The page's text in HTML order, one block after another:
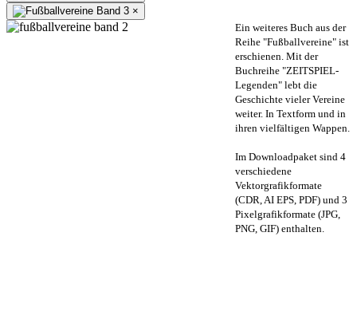
×
Ein weiteres Buch aus der
Reihe "Fußballvereine" ist
erschienen. Mit der
Buchreihe "ZEITSPIEL-
Legenden" lebt die
Geschichte vieler Vereine
weiter. In Textform und in
ihren vielfältigen Wappen.
Im Downloadpaket sind 4
verschiedene
Vektorgrafikformate
(CDR, AI EPS, PDF) und 3
Pixelgrafikformate (JPG,
PNG, GIF) enthalten.